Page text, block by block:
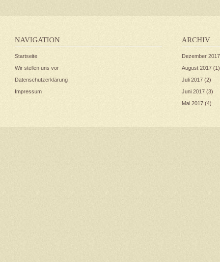
NAVIGATION
Startseite
Wir stellen uns vor
Datenschutzerklärung
Impressum
ARCHIV
Dezember 2017
August 2017 (1)
Juli 2017 (2)
Juni 2017 (3)
Mai 2017 (4)